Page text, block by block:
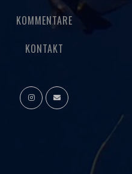
KOMMENTARE
KONTAKT